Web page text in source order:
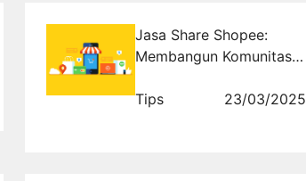
Jasa Share Shopee:
Membangun Komunitas
Shopee
Tips 23/03/2025